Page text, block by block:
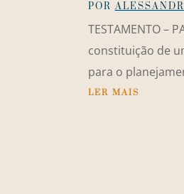
POR
TESTAMENTO –
constituição de
para o
LER MAIS